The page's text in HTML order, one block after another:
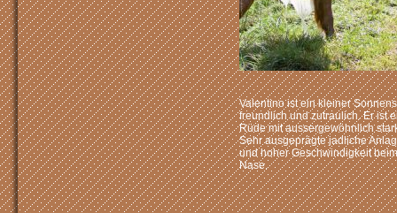
Valentino ist ein kleiner
freundlich und zutraulich. Er ist
Rüde mit aussergewöhnlich
Sehr ausgeprägte jadliche
und hoher Geschwindigkeit
Nase.